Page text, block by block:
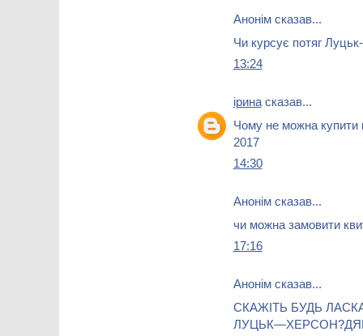
Анонім сказав...
Чи курсує потяг
13:24
іринасказав...
Чому не можна купити
2017
14:30
Анонім сказав...
чи можна замовити
17:16
Анонім сказав...
СКАЖІТЬ БУДЬ